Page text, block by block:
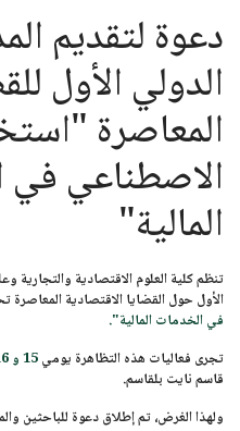
دعوة لتقديم
الدولي الأول
المعاصرة
الاصطناعي في
المالية"
تنظم كلية العلوم الاقتصادية والتجارية
الأول حول القضايا الاقتصادية المعاصرة
في الخدمات المالية".
تجرى فعاليات هذه التظاهرة يومي
قاسم نايت بلقاسم.
ولهذا الغرض، تم إطلاق دعوة للباحثين